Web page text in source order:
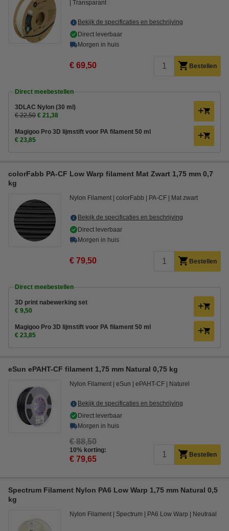
Transparant
Bekijk de specificaties en beschrijving
Direct leverbaar
Morgen in huis
€ 69,50 Bestellen
Direct meebestellen
3DLAC Nylon (30 ml)
€ 22,50 € 21,38
Magigoo Pro 3D lijmstift voor PA filament 50 ml
€ 23,85
colorFabb PA-CF Low Warp filament Mat Zwart 1,75 mm 0,7
kg
Nylon Filament colorFabb PA-CF Mat zwart
Bekijk de specificaties en beschrijving
Direct leverbaar
Morgen in huis
€ 79,50 Bestellen
Direct meebestellen
3D print nabewerking set
€ 9,50
Magigoo Pro 3D lijmstift voor PA filament 50 ml
€ 23,85
eSun ePAHT-CF filament 1,75 mm Natural 0,75 kg
Nylon Filament eSun ePAHT-CF Naturel
Bekijk de specificaties en beschrijving
Direct leverbaar
Morgen in huis
€ 88,50
10% korting:
€ 79,65 Bestellen
Spectrum Filament Nylon PA6 Low Warp 1,75 mm Natural 0,5
kg
Nylon Filament Spectrum PA6 Low Warp Neutraal